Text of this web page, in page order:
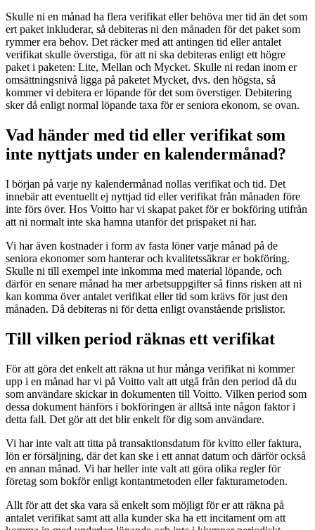
Skulle ni en månad ha flera verifikat eller behöva mer tid än det som
ert paket inkluderar, så debiteras ni den månaden för det paket som
rymmer era behov. Det räcker med att antingen tid eller antalet
verifikat skulle överstiga, för att ni ska debiteras enligt ett högre
paket i paketen: Lite, Mellan och Mycket. Skulle ni redan inom er
omsättningsnivå ligga på paketet Mycket, dvs. den högsta, så
kommer vi debitera er löpande för det som överstiger. Debitering
sker då enligt normal löpande taxa för er seniora ekonom, se ovan.
Vad händer med tid eller verifikat som
inte nyttjats under en kalendermånad?
I början på varje ny kalendermånad nollas verifikat och tid. Det
innebär att eventuellt ej nyttjad tid eller verifikat från månaden före
inte förs över. Hos Voitto har vi skapat paket för er bokföring utifrån
att ni normalt inte ska hamna utanför det prispaket ni har.
Vi har även kostnader i form av fasta löner varje månad på de
seniora ekonomer som hanterar och kvalitetssäkrar er bokföring.
Skulle ni till exempel inte inkomma med material löpande, och
därför en senare månad ha mer arbetsuppgifter så finns risken att ni
kan komma över antalet verifikat eller tid som krävs för just den
månaden. Då debiteras ni för detta enligt ovanstående prislistor.
Till vilken period räknas ett verifikat
För att göra det enkelt att räkna ut hur många verifikat ni kommer
upp i en månad har vi på Voitto valt att utgå från den period då du
som användare skickar in dokumenten till Voitto. Vilken period som
dessa dokument hänförs i bokföringen är alltså inte någon faktor i
detta fall. Det gör att det blir enkelt för dig som användare.
Vi har inte valt att titta på transaktionsdatum för kvitto eller faktura,
lön er försäljning, där det kan ske i ett annat datum och därför också
en annan månad. Vi har heller inte valt att göra olika regler för
företag som bokför enligt kontantmetoden eller fakturametoden.
Allt för att det ska vara så enkelt som möjligt för er att räkna på
antalet verifikat samt att alla kunder ska ha ett incitament om att